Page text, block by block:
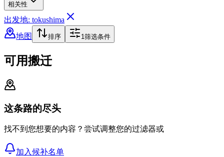
相关性
出发地: tokushima
地图
排序 1筛选条件
可用搬迁
这条路的尽头
找不到您想要的内容？尝试调整您的过滤器或
加入候补名单